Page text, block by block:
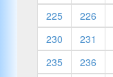
225
226
230
231
235
236